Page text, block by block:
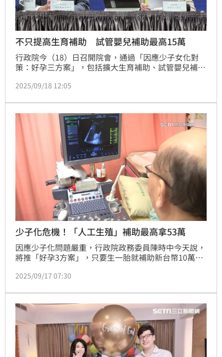
不只提高生育補助 試管嬰兒補助最高15萬
行政院今（18）日召開院會，通過「因應少子女化對
策：好孕三方案」，包括擴大生育補助、試管嬰兒補助
分，將於114年11月1日起再加碼，39歲以下不孕夫妻
15萬元；39歲至未滿45歲之間不孕夫妻，首次申請第
一次補助金額，由現行10萬元調高至13萬元。低收及
中低收入戶不分年齡及胎次，均補助15萬元。
2025/09/18 12:05
少子化危機！「人工生殖」補助最高拿53萬
因應少子化問題嚴重，行政院政務委員陳時中今天說，
將推「好孕3方案」，只要生一胎就補助新台幣10萬
補助」，都已納入明年度預算，預計明年1月1日上路。
2025/09/17 07:30